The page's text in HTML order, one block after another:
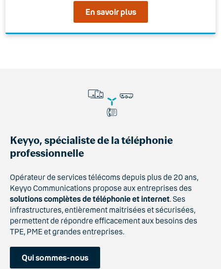
En savoir plus
Keyyo, spécialiste de la téléphonie
professionnelle
Opérateur de services télécoms depuis plus de 20 ans,
Keyyo Communications propose aux entreprises des
solutions complètes de téléphonie et internet. Ses
infrastructures, entièrement maitrisées et sécurisées,
permettent de répondre efficacement aux besoins des
TPE, PME et grandes entreprises.
Qui sommes-nous